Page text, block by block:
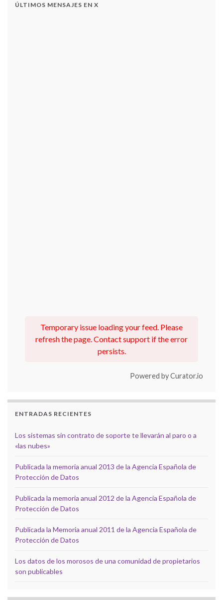
ÚLTIMOS MENSAJES EN X
Temporary issue loading your feed. Please
refresh the page. Contact support if the error
persists.
Powered by Curator.io
ENTRADAS RECIENTES
Los sistemas sin contrato de soporte te llevarán al paro o a
«las nubes»
Publicada la memoria anual 2013 de la Agencia Española de
Protección de Datos
Publicada la memoria anual 2012 de la Agencia Española de
Protección de Datos
Publicada la Memoria anual 2011 de la Agencia Española de
Protección de Datos
Los datos de los morosos de una comunidad de propietarios
son publicables